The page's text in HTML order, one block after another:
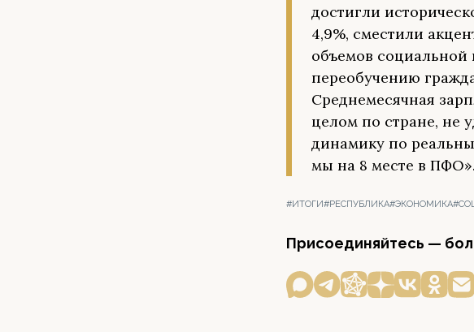
достигли
4,9%, сместили
объемов
переобучению
Среднемесячная
целом по стране, не
динамику по
мы на 8 месте в ПФО».
#ИТОГИ#РЕСПУБЛИКА#ЭКОНОМИКА
Присоединяйтесь —